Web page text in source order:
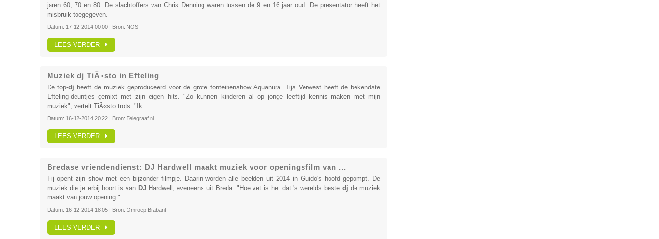
jaren 60, 70 en 80. De slachtoffers van Chris Denning waren tussen de 9 en 16 jaar oud. De presentator heeft het
misbruik toegegeven.
Datum: 17-12-2014 00:00| Bron: NOS
LEES VERDER
Muziek dj TiÃ«sto in Efteling
De top-dj heeft de muziek geproduceerd voor de grote fonteinenshow Aquanura. Tijs Verwest heeft de bekendste
Efteling-deuntjes gemixt met zijn eigen hits. "Zo kunnen kinderen al op jonge leeftijd kennis maken met mijn
muziek", vertelt TiÃ«sto trots. "Ik ...
Datum: 16-12-2014 20:22| Bron: Telegraaf.nl
LEES VERDER
Bredase vriendendienst: DJ Hardwell maakt muziek voor openingsfilm van ...
Hij opent zijn show met een bijzonder filmpje. Daarin worden alle beelden uit 2014 in Guido's hoofd gepompt. De
muziek die je erbij hoort is van DJHardwell, eveneens uit Breda. "Hoe vet is het dat 's werelds beste dj de muziek
maakt van jouw opening."
Datum: 16-12-2014 18:05| Bron: Omroep Brabant
LEES VERDER